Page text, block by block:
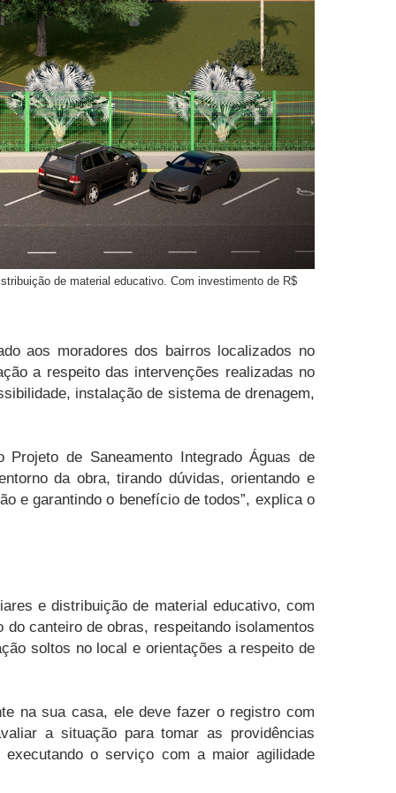
de material educativo. Com investimento de R$
aos moradores dos bairros localizados no
a respeito das intervenções realizadas no
instalação de sistema de drenagem,
de Saneamento Integrado Águas de
da obra, tirando dúvidas, orientando e
e garantindo o benefício de todos”, explica o
e distribuição de material educativo, com
canteiro de obras, respeitando isolamentos
soltos no local e orientações a respeito de
na sua casa, ele deve fazer o registro com
a situação para tomar as providências
o serviço com a maior agilidade